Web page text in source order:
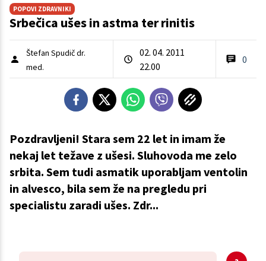
POPOVI ZDRAVNIKI
Srbečica ušes in astma ter rinitis
Štefan Spudič dr.
med.
02. 04. 2011
22.00
0
Pozdravljeni! Stara sem 22 let in imam že
nekaj let težave z ušesi. Sluhovoda me zelo
srbita. Sem tudi asmatik uporabljam ventolin
in alvesco, bila sem že na pregledu pri
specialistu zaradi ušes. Zdr...